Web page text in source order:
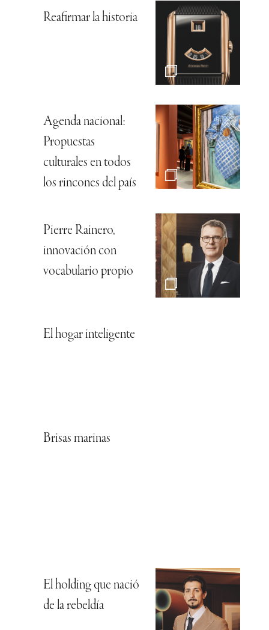
Reafirmar la historia
Agenda nacional:
Propuestas
culturales en todos
los rincones del país
Pierre Rainero,
innovación con
vocabulario propio
El hogar inteligente
Brisas marinas
El holding que nació
de la rebeldía